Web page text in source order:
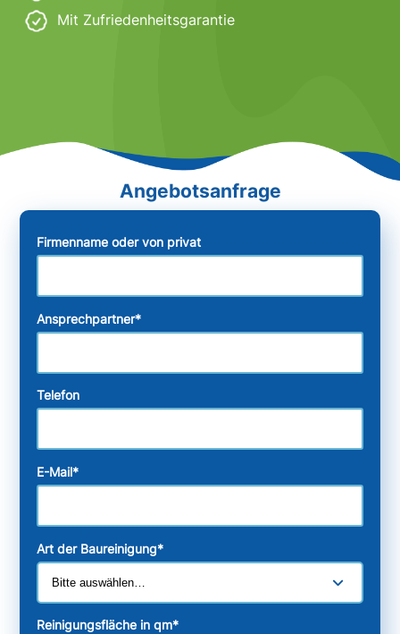
Mit Zufriedenheitsgarantie
Firmenname oder von privat
Ansprechpartner*
Telefon
E-Mail*
Art der Baureinigung*
Reinigungsfläche in qm*